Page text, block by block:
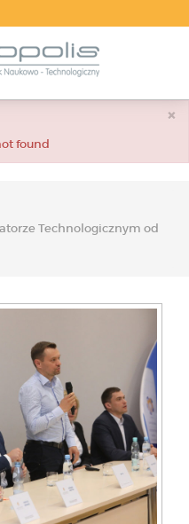
×
found
Technologicznym od